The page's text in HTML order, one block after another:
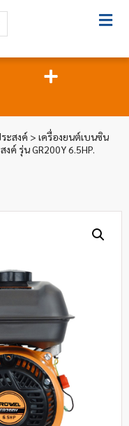
ะสงค์ > เครื่องยนต์เบนซิน
ค์ รุ่น GR200Y 6.5HP.